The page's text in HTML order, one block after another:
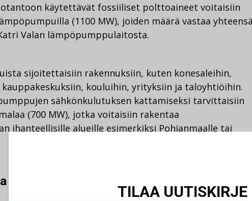
käytettävät fossiiliset polttoaineet voitaisiin
(1100 MW), joiden määrä vastaa yhteensä
Valan lämpöpumppulaitosta.
sijoitettaisiin rakennuksiin, kuten konesaleihin,
kouluihin, yrityksiin ja taloyhtiöihin.
sähkönkulutuksen kattamiseksi tarvittaisiin
(700 MW), jotka voitaisiin rakentaa
ihanteellisille alueille esimerkiksi Pohjanmaalle tai
sähkön varastoinnin hinnasta
TILAA UUTISKIRJE